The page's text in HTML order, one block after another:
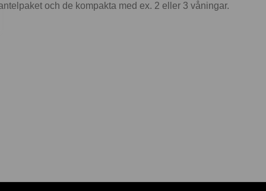
och de kompakta med ex. 2 eller 3 våningar.